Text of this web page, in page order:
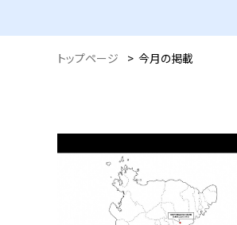
トップページ > 今月の掲載